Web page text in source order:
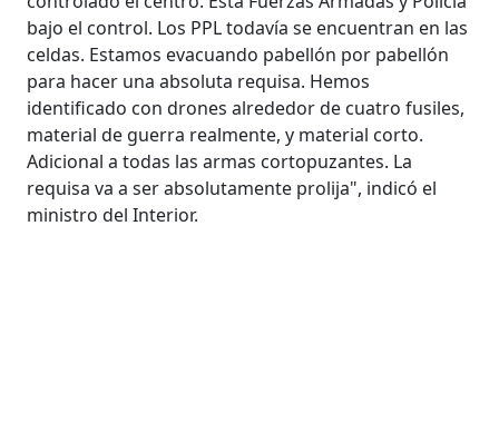
bajo el control. Los PPL todavía se encuentran en las
celdas. Estamos evacuando pabellón por pabellón
para hacer una absoluta requisa. Hemos
identificado con drones alrededor de cuatro fusiles,
material de guerra realmente, y material corto.
Adicional a todas las armas cortopuzantes. La
requisa va a ser absolutamente prolija", indicó el
ministro del Interior.